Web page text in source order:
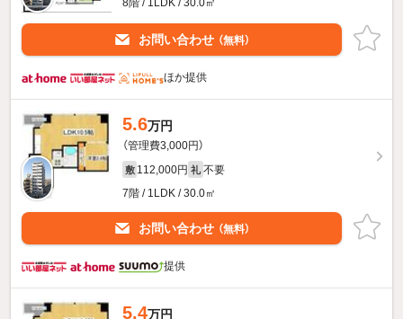
お問い合わせ （無料）
ほか提供
5.6万円
（管理費3,000円）
敷 112,000円 礼 不要
7階 / 1LDK / 30.0㎡
お問い合わせ （無料）
提供
5.4万円